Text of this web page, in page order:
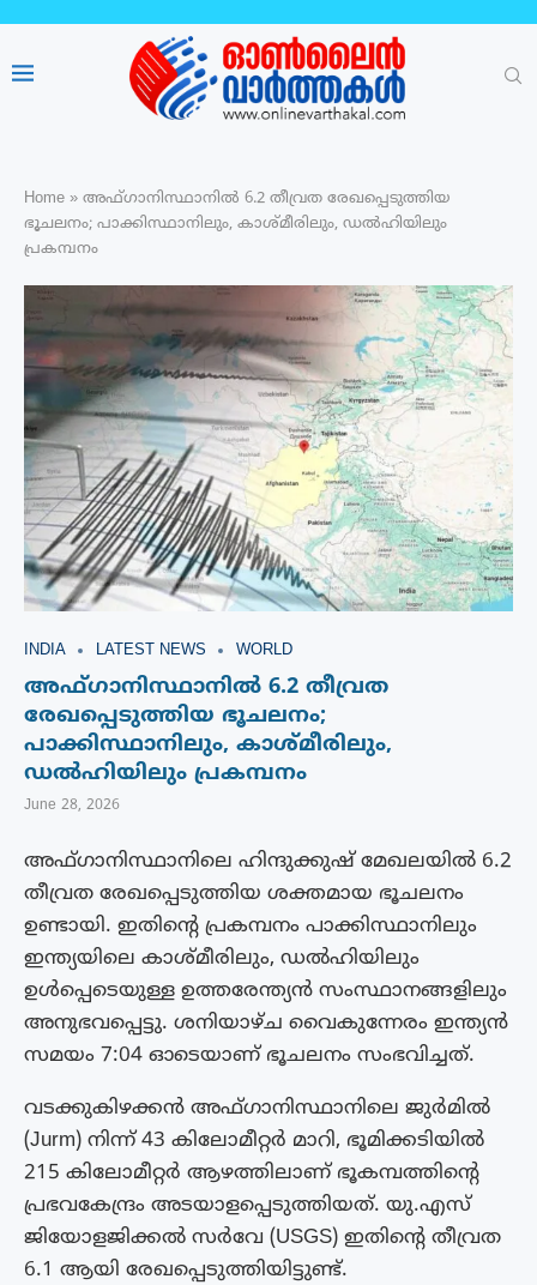
Home » അഫ്‌ഗാനിസ്ഥാനിൽ 6.2 തീവ്രത രേഖപ്പെടുത്തിയ
ഭൂചലനം; പാക്കിസ്ഥാനിലും, കാശ്മീരിലും, ഡൽഹിയിലും
പ്രകമ്പനം
INDIA LATEST NEWS WORLD
അഫ്‌ഗാനിസ്ഥാനിൽ 6.2 തീവ്രത
രേഖപ്പെടുത്തിയ ഭൂചലനം;
പാക്കിസ്ഥാനിലും, കാശ്മീരിലും,
ഡൽഹിയിലും പ്രകമ്പനം
June 28, 2026
അഫ്ഗാനിസ്ഥാനിലെ ഹിന്ദുക്കുഷ് മേഖലയിൽ 6.2
തീവ്രത രേഖപ്പെടുത്തിയ ശക്തമായ ഭൂചലനം
ഉണ്ടായി. ഇതിന്റെ പ്രകമ്പനം പാക്കിസ്ഥാനിലും
ഇന്ത്യയിലെ കാശ്മീരിലും, ഡൽഹിയിലും
ഉൾപ്പെടെയുള്ള ഉത്തരേന്ത്യൻ സംസ്ഥാനങ്ങളിലും
അനുഭവപ്പെട്ടു. ശനിയാഴ്ച വൈകുന്നേരം ഇന്ത്യൻ
സമയം 7:04 ഓടെയാണ് ഭൂചലനം സംഭവിച്ചത്.
വടക്കുകിഴക്കൻ അഫ്ഗാനിസ്ഥാനിലെ ജുർമിൽ
(Jurm) നിന്ന് 43 കിലോമീറ്റർ മാറി, ഭൂമിക്കടിയിൽ
215 കിലോമീറ്റർ ആഴത്തിലാണ് ഭൂകമ്പത്തിന്റെ
പ്രഭവകേന്ദ്രം അടയാളപ്പെടുത്തിയത്. യു.എസ്
ജിയോളജിക്കൽ സർവേ (USGS) ഇതിന്റെ തീവ്രത
6.1 ആയി രേഖപ്പെടുത്തിയിട്ടുണ്ട്.